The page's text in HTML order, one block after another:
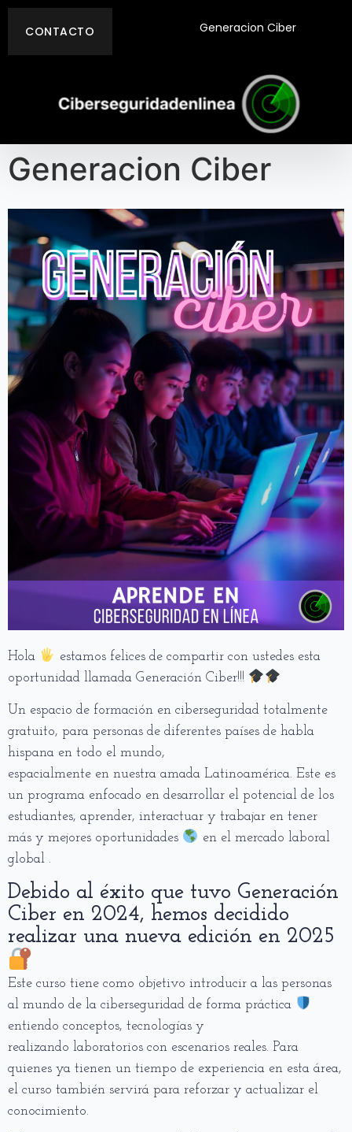
Generacion Ciber
CONTACTO
Generacion Ciber
Hola
estamos felices de compartir con ustedes esta
oportunidad llamada Generación Ciber!!! ‍
Un espacio de formación en ciberseguridad totalmente
gratuito, para personas de diferentes países de habla
hispana en todo el mundo,
espacialmente en nuestra amada Latinoamérica. Este es
un programa enfocado en desarrollar el potencial de los
estudiantes, aprender, interactuar y trabajar en tener
más y mejores oportunidades
en el mercado laboral
global .
Debido al éxito que tuvo Generación
Ciber en 2024, hemos decidido
realizar una nueva edición en 2025
Este curso tiene como objetivo introducir a las personas
al mundo de la ciberseguridad de forma práctica
entiendo conceptos, tecnologías y
realizando laboratorios con escenarios reales. Para
quienes ya tienen un tiempo de experiencia en esta área,
el curso también servirá para reforzar y actualizar el
conocimiento.